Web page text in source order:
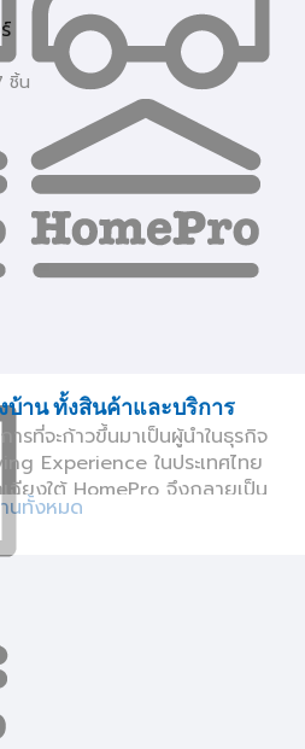
ชิ้น
บ้าน ทั้งสินค้าและบริการ
รที่จะก้าวขึ้นมาเป็นผู้นำในธุรกิจ
Experience ในประเทศไทย
ฉียงใต้ HomePro จึงกลายเป็น
ละนอกบ้าน
งๆ รวมถึงบริการต่างๆเกี่ยวกับ
นบริการก่อสร้าง ต่อเติม ตกแต่ง
ะอาด หรือออกแบบอาคาร บ้าน
รบวงจร (One Stop
น
นทั้งหมด